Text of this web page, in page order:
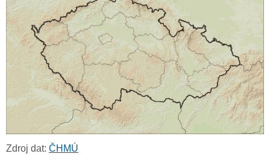
Zdroj dat: ČHMÚ